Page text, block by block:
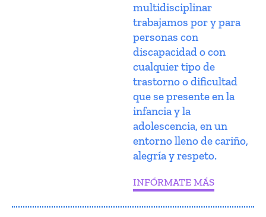
multidisciplinar
trabajamos por y para
personas con
discapacidad o con
cualquier tipo de
trastorno o dificultad
que se presente en la
infancia y la
adolescencia, en un
entorno lleno de cariño,
alegría y respeto.
INFÓRMATE MÁS